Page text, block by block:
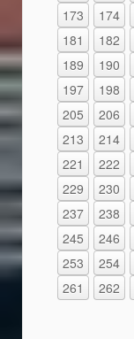
173
174
181
182
189
190
197
198
205
206
213
214
221
222
229
230
237
238
245
246
253
254
261
262